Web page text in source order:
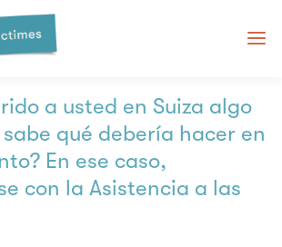
a las Víctimas en
a usted en Suiza algo
sabe qué debería hacer en
En ese caso,
con la Asistencia a las